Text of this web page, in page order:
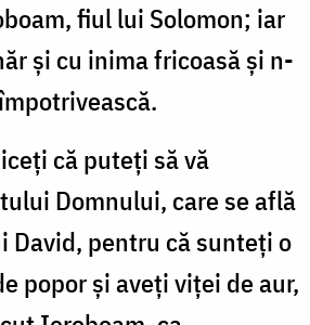
fiul lui Solomon; iar
şi cu inima fricoasă şi n-
că puteţi să vă
Domnului, care se află
David, pentru că sunteţi o
popor şi aveţi viţei de aur,